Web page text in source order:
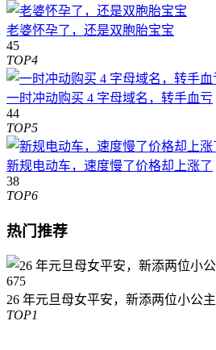
老婆怀孕了，还是双胞胎宝宝
45
TOP4
一时冲动购买 4 字母域名，转手血亏
44
TOP5
新规电动车，速度慢了价格却上涨了
38
TOP6
热门推荐
675
26 年元旦母女平安，新添两位小公主
TOP1